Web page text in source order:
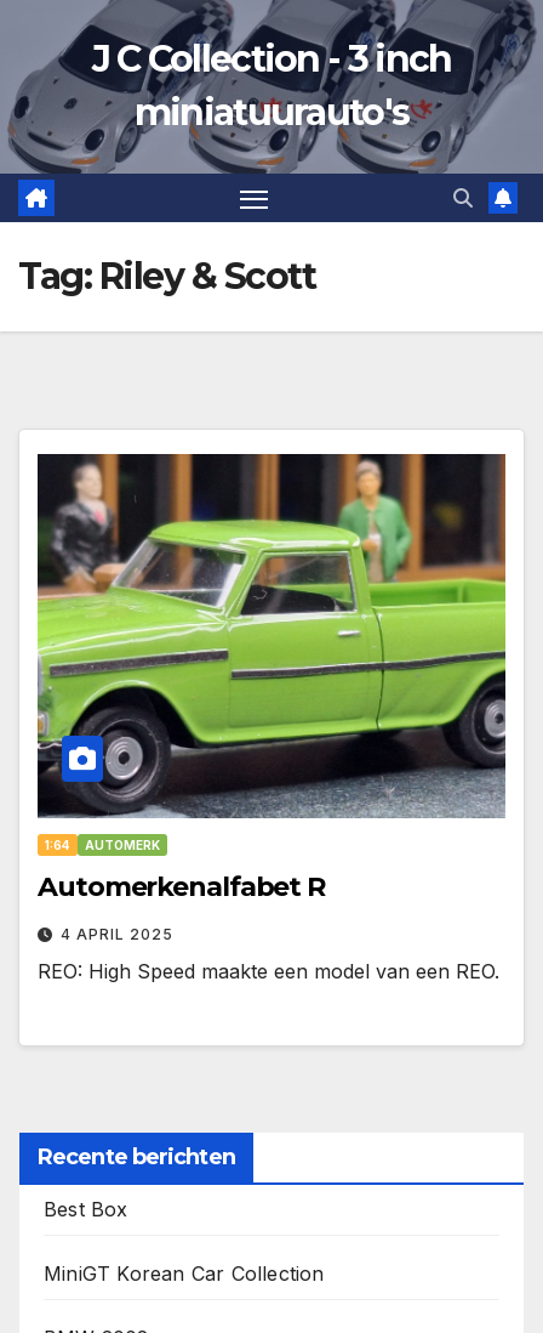
de
inhoud
J C Collection - 3 inch
miniatuurauto's
Tag: Riley & Scott
1:64 AUTOMERK
Automerkenalfabet R
4 APRIL 2025
REO: High Speed maakte een model van een REO.
Recente berichten
Best Box
MiniGT Korean Car Collection